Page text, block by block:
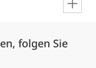
folgen Sie